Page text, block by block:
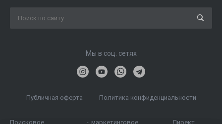
Мы в соц. сетях
Публичная оферта Политика конфиденциальности
Поисковое - маркетинговое Директ